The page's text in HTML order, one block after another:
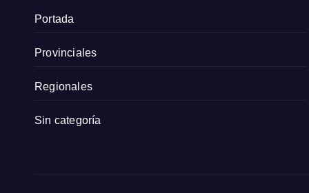
Portada
Provinciales
Regionales
Sin categoría